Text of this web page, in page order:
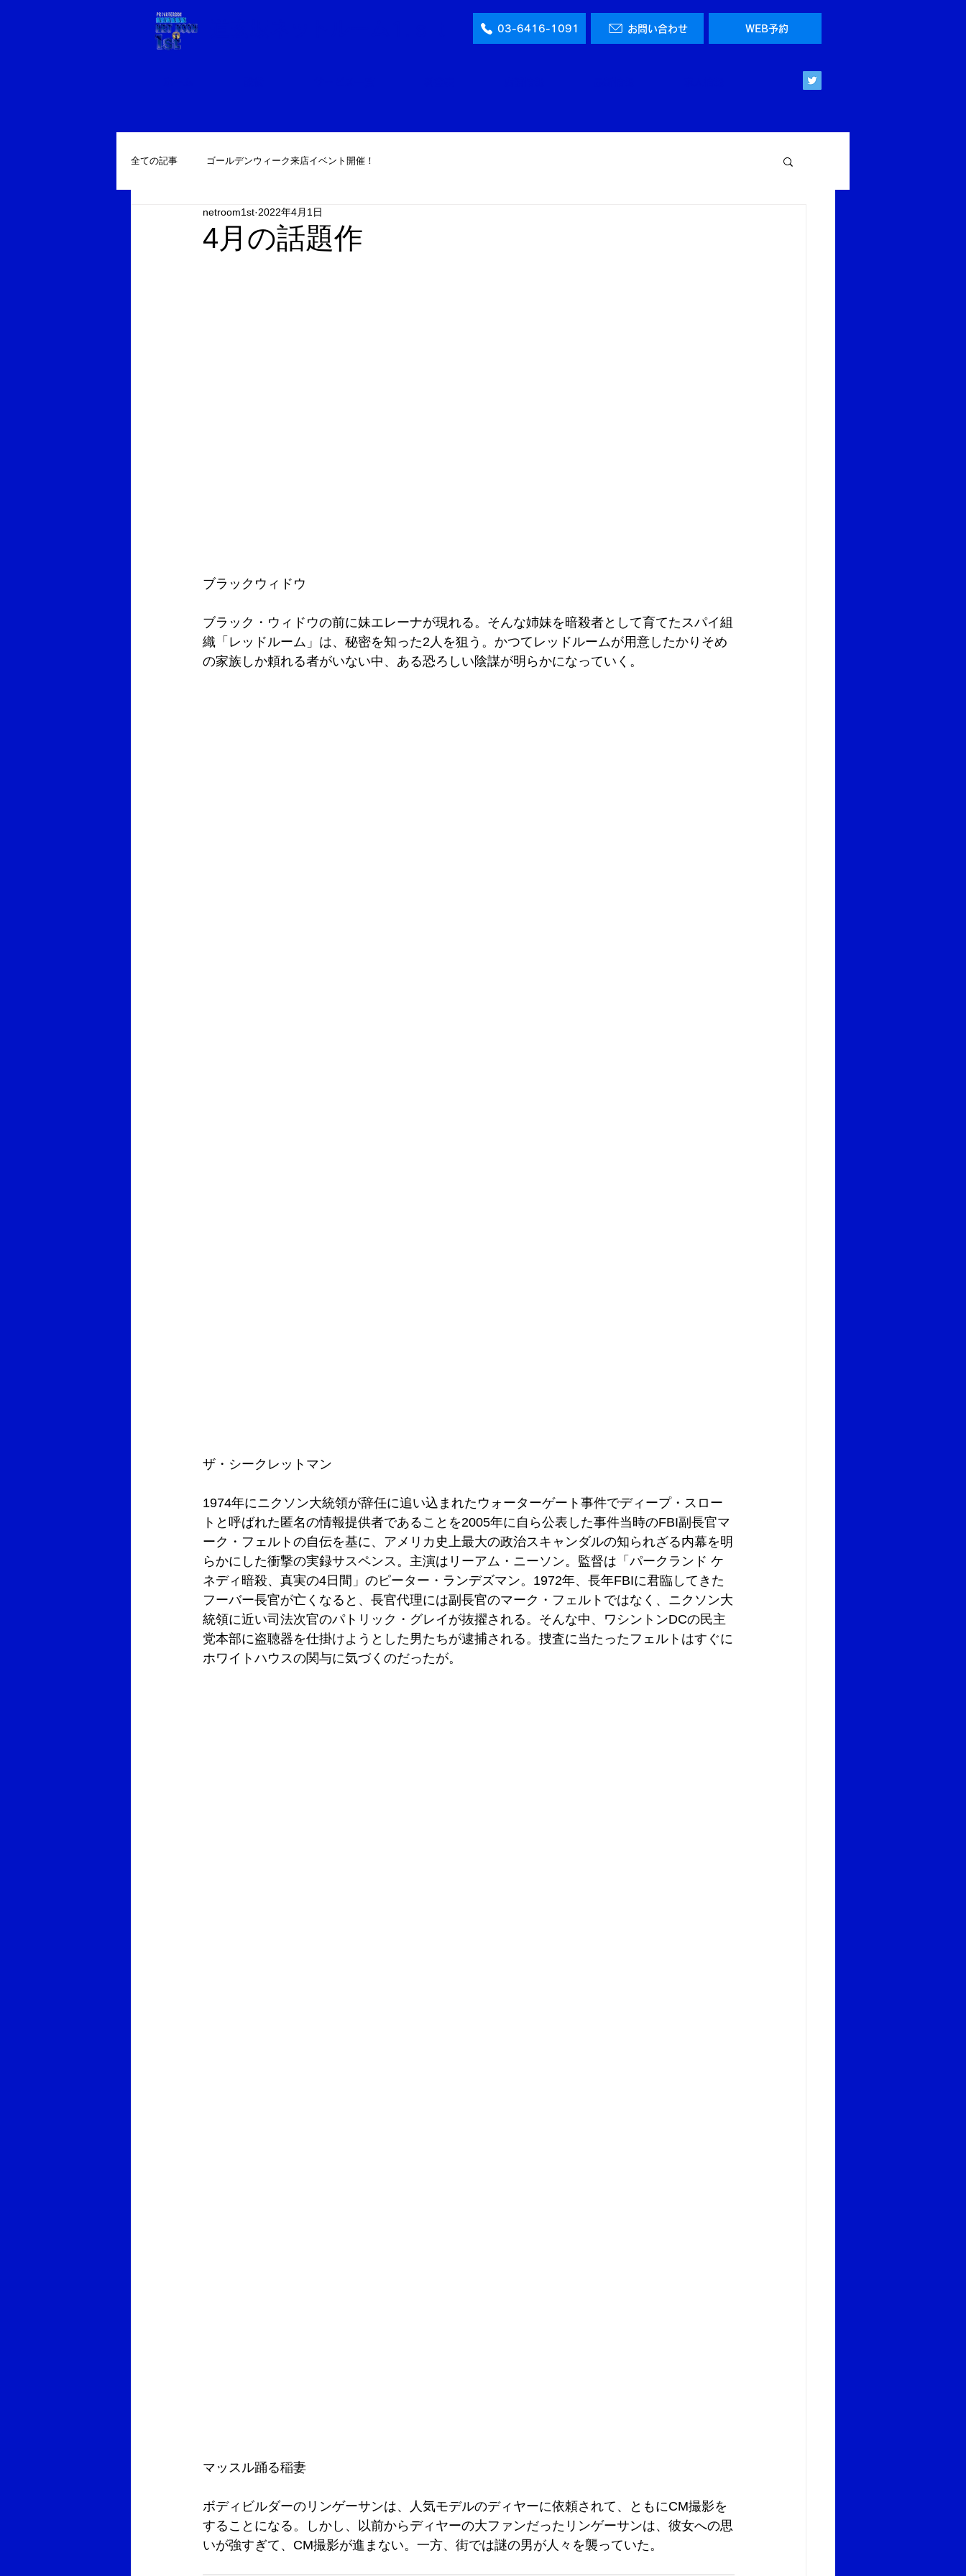
03-6416-1091 お問い合わせ WEB予約
全ての記事 ゴールデンウィーク来店イベント開催！
4月の話題作
netroom1st 2022年4月1日
ブラックウィドウ
ブラック・ウィドウの前に妹エレーナが現れる。そんな姉妹を暗殺者として育てたスパイ組
織「レッドルーム」は、秘密を知った2人を狙う。かつてレッドルームが用意したかりそめ
の家族しか頼れる者がいない中、ある恐ろしい陰謀が明らかになっていく。
ザ・シークレットマン
1974年にニクソン大統領が辞任に追い込まれたウォーターゲート事件でディープ・スロー
トと呼ばれた匿名の情報提供者であることを2005年に自ら公表した事件当時のFBI副長官マ
ーク・フェルトの自伝を基に、アメリカ史上最大の政治スキャンダルの知られざる内幕を明
らかにした衝撃の実録サスペンス。主演はリーアム・ニーソン。監督は「パークランド ケ
ネディ暗殺、真実の4日間」のピーター・ランデズマン。1972年、長年FBIに君臨してきた
フーバー長官が亡くなると、長官代理には副長官のマーク・フェルトではなく、ニクソン大
統領に近い司法次官のパトリック・グレイが抜擢される。そんな中、ワシントンDCの民主
党本部に盗聴器を仕掛けようとした男たちが逮捕される。捜査に当たったフェルトはすぐに
ホワイトハウスの関与に気づくのだったが。
マッスル踊る稲妻
ボディビルダーのリンゲーサンは、人気モデルのディヤーに依頼されて、ともにCM撮影を
することになる。しかし、以前からディヤーの大ファンだったリンゲーサンは、彼女への思
いが強すぎて、CM撮影が進まない。一方、街では謎の男が人々を襲っていた。